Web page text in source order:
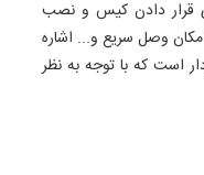
قرار دادن کیس و نصب
وصل سریع و... اشاره
است که با توجه به نظر